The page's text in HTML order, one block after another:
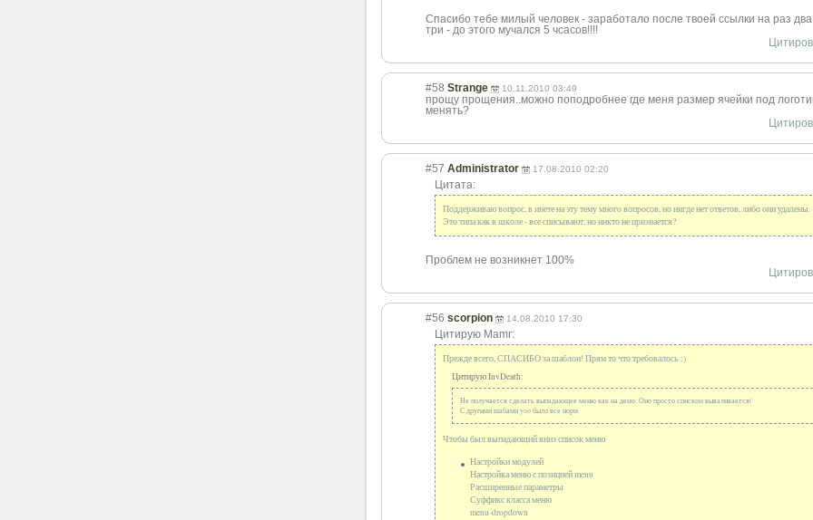
Спасибо тебе милый человек - заработало после твоей ссылки на раз два
три - до этого мучался 5 чсасов!!!!
#58 Strange 10.11.2010 03:49
прощу прощения..можно поподробнее где меня размер ячейки под
менять?
#57 Administrator 17.08.2010 02:20
Цитата:
Поддерживаю вопрос, в инете на эту тему много вопросов, но нигде нет ответов, либо они удалены.
Это типа как в школе - все списывают, но никто не признается?
Проблем не возникнет 100%
#56 scorpion 14.08.2010 17:30
Цитирую Mamr:
Прежде всего, СПАСИБО за шаблон! Прям то что требовалось :)
Цитирую InvDeath:
Не получается сделать выпадающее меню как на демо. Оно просто списком вываливается(
С другими шабами yoo было все норм
Чтобы был выпадающий вниз список меню
Настройки модулей
Настройка меню с позицией menu
Расширенные параметры
Суффикс класса меню
menu-dropdown